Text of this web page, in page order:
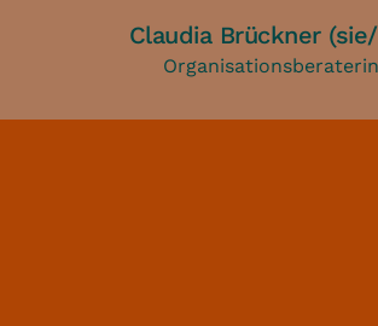
Claudia Brückner
Organisationsberaterin